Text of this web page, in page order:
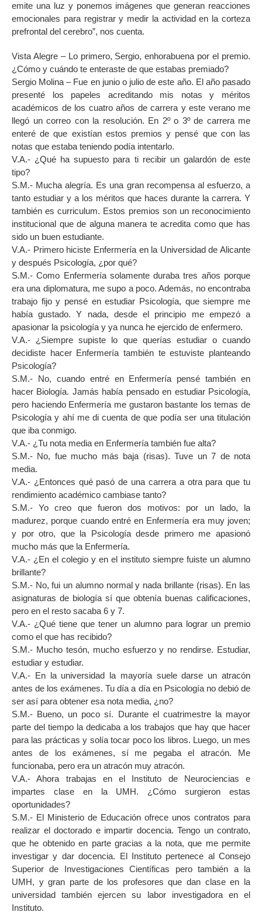
emite una luz y ponemos imágenes que generan reacciones
emocionales para registrar y medir la actividad en la corteza
prefrontal del cerebro”, nos cuenta.
Vista Alegre – Lo primero, Sergio, enhorabuena por el premio.
¿Cómo y cuándo te enteraste de que estabas premiado?
Sergio Molina – Fue en junio o julio de este año. El año pasado
presenté los papeles acreditando mis notas y méritos
académicos de los cuatro años de carrera y este verano me
llegó un correo con la resolución. En 2º o 3º de carrera me
enteré de que existían estos premios y pensé que con las
notas que estaba teniendo podía intentarlo.
V.A.- ¿Qué ha supuesto para ti recibir un galardón de este
tipo?
S.M.- Mucha alegría. Es una gran recompensa al esfuerzo, a
tanto estudiar y a los méritos que haces durante la carrera. Y
también es curriculum. Estos premios son un reconocimiento
institucional que de alguna manera te acredita como que has
sido un buen estudiante.
V.A.- Primero hiciste Enfermería en la Universidad de Alicante
y después Psicología, ¿por qué?
S.M.- Como Enfermería solamente duraba tres años porque
era una diplomatura, me supo a poco. Además, no encontraba
trabajo fijo y pensé en estudiar Psicología, que siempre me
había gustado. Y nada, desde el principio me empezó a
apasionar la psicología y ya nunca he ejercido de enfermero.
V.A.- ¿Siempre supiste lo que querías estudiar o cuando
decidiste hacer Enfermería también te estuviste planteando
Psicología?
S.M.- No, cuando entré en Enfermería pensé también en
hacer Biología. Jamás había pensado en estudiar Psicología,
pero haciendo Enfermería me gustaron bastante los temas de
Psicología y ahí me di cuenta de que podía ser una titulación
que iba conmigo.
V.A.- ¿Tu nota media en Enfermería también fue alta?
S.M.- No, fue mucho más baja (risas). Tuve un 7 de nota
media.
V.A.- ¿Entonces qué pasó de una carrera a otra para que tu
rendimiento académico cambiase tanto?
S.M.- Yo creo que fueron dos motivos: por un lado, la
madurez, porque cuando entré en Enfermería era muy joven;
y por otro, que la Psicología desde primero me apasionó
mucho más que la Enfermería.
V.A.- ¿En el colegio y en el instituto siempre fuiste un alumno
brillante?
S.M.- No, fui un alumno normal y nada brillante (risas). En las
asignaturas de biología sí que obtenía buenas calificaciones,
pero en el resto sacaba 6 y 7.
V.A.- ¿Qué tiene que tener un alumno para lograr un premio
como el que has recibido?
S.M.- Mucho tesón, mucho esfuerzo y no rendirse. Estudiar,
estudiar y estudiar.
V.A.- En la universidad la mayoría suele darse un atracón
antes de los exámenes. Tu día a día en Psicología no debió de
ser así para obtener esa nota media, ¿no?
S.M.- Bueno, un poco sí. Durante el cuatrimestre la mayor
parte del tiempo la dedicaba a los trabajos que hay que hacer
para las prácticas y solía tocar poco los libros. Luego, un mes
antes de los exámenes, sí me pegaba el atracón. Me
funcionaba, pero era un atracón muy atracón.
V.A.- Ahora trabajas en el Instituto de Neurociencias e
impartes clase en la UMH. ¿Cómo surgieron estas
oportunidades?
S.M.- El Ministerio de Educación ofrece unos contratos para
realizar el doctorado e impartir docencia. Tengo un contrato,
que he obtenido en parte gracias a la nota, que me permite
investigar y dar docencia. El Instituto pertenece al Consejo
Superior de Investigaciones Científicas pero también a la
UMH, y gran parte de los profesores que dan clase en la
universidad también ejercen su labor investigadora en el
Instituto.